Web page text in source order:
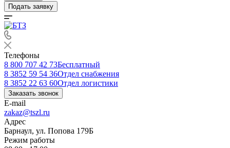
Подать заявку
Телефоны
8 800 707 42 73Бесплатный
8 3852 59 54 36Отдел снабжения
8 3852 22 63 60Отдел логистики
Заказать звонок
E-mail
zakaz@tszl.ru
Адрес
Барнаул, ул. Попова 179Б
Режим работы